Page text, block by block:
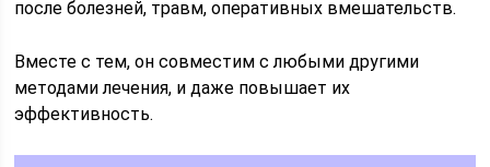
после болезней, травм, оперативных вмешательств.
Вместе с тем, он совместим с любыми другими
методами лечения, и даже повышает их
эффективность.